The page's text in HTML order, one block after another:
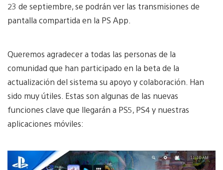
23 de septiembre, se podrán ver las transmisiones de
pantalla compartida en la PS App.
Queremos agradecer a todas las personas de la
comunidad que han participado en la beta de la
actualización del sistema su apoyo y colaboración. Han
sido muy útiles. Estas son algunas de las nuevas
funciones clave que llegarán a PS5, PS4 y nuestras
aplicaciones móviles: